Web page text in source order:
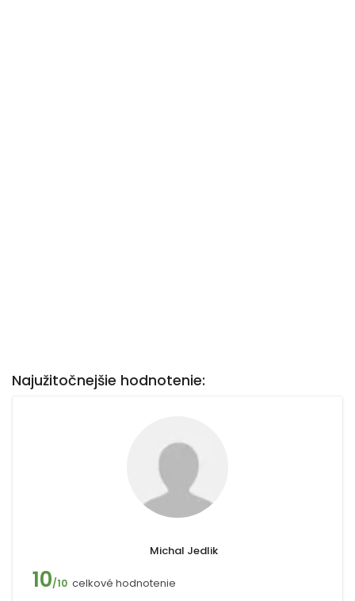
Najužitočnejšie hodnotenie:
Michal Jedlik
10/10 celkové hodnotenie